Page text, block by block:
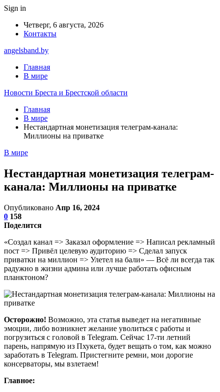
Sign in
Четверг, 6 августа, 2026
Контакты
angelsband.by
Главная
В мире
Новости Бреста и Брестской области
Главная
В мире
Нестандартная монетизация телеграм-канала:
Миллионы на приватке
В мире
Нестандартная монетизация телеграм-
канала: Миллионы на приватке
Опубликовано Апр 16, 2024
0 158
Поделится
«Создал канал => Заказал оформление => Написал рекламный
пост => Привёл целевую аудиторию => Сделал запуск
приватки на миллион => Улетел на бали» — Всё ли всегда так
радужно в жизни админа или лучше работать офисным
планктоном?
Осторожно! Возможно, эта статья выведет на негативные
эмоции, либо возникнет желание уволиться с работы и
погрузиться с головой в Telegram. Сейчас 17-ти летний
парень, напрямую из Пхукета, будет вещать о том, как можно
заработать в Telegram. Пристегните ремни, мои дорогие
консерваторы, мы взлетаем!
Главное: